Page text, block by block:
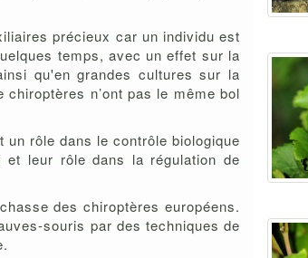
précieux car un individu est
temps, avec un effet sur la
qu'en grandes cultures sur la
n’ont pas le même bol
rôle dans le contrôle biologique
et leur rôle dans la régulation de
des chiroptères européens.
souris par des techniques de